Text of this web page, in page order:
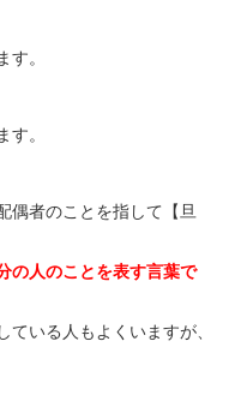
す。
す。
偶者のことを指して【旦
の人のことを表す言葉で
ている人もよくいますが、